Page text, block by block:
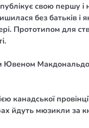
свою першу
без батьків
Прототипом для
Ювеном
канадської
йдуть мюзикли за